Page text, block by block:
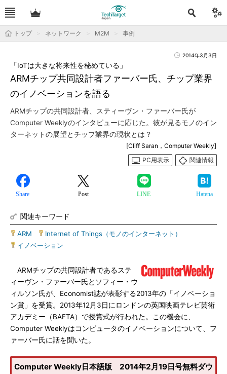
トップ ネットワーク M2M 事例
2014年3月3日
ARMチップ共同設計者ファーバー氏、チップ業界
のイノベーションを語る
「IoTは大きな将来性を秘めている」
ARMチップの共同設計者、スティーヴン・ファーバー氏が
Computer Weeklyのインタビューに応じた。彼が見るモノのイン
ターネットの展望とチップ業界の現状とは？
[Cliff Saran，Computer Weekly]
PC用表示
関連情報
Share Post LINE Hatena
関連キーワード
ARM Internet of Things（モノのインターネット）
イノベーション
ARMチップの共同設計者であるステ
ィーヴン・ファーバー氏とソフィー・ウ
ィルソン氏が、Economist誌が表彰する2013年の「イノベーショ
ン賞」を受賞。2013年12月3日にロンドンの英国映画テレビ芸術
アカデミー（BAFTA）で授賞式が行われた。この機会に、
Computer Weeklyはコンピュータのイノベーションについて、フ
ァーバー氏に話を聞いた。
Computer Weekly日本語版 2014年2月19日号無料ダウ